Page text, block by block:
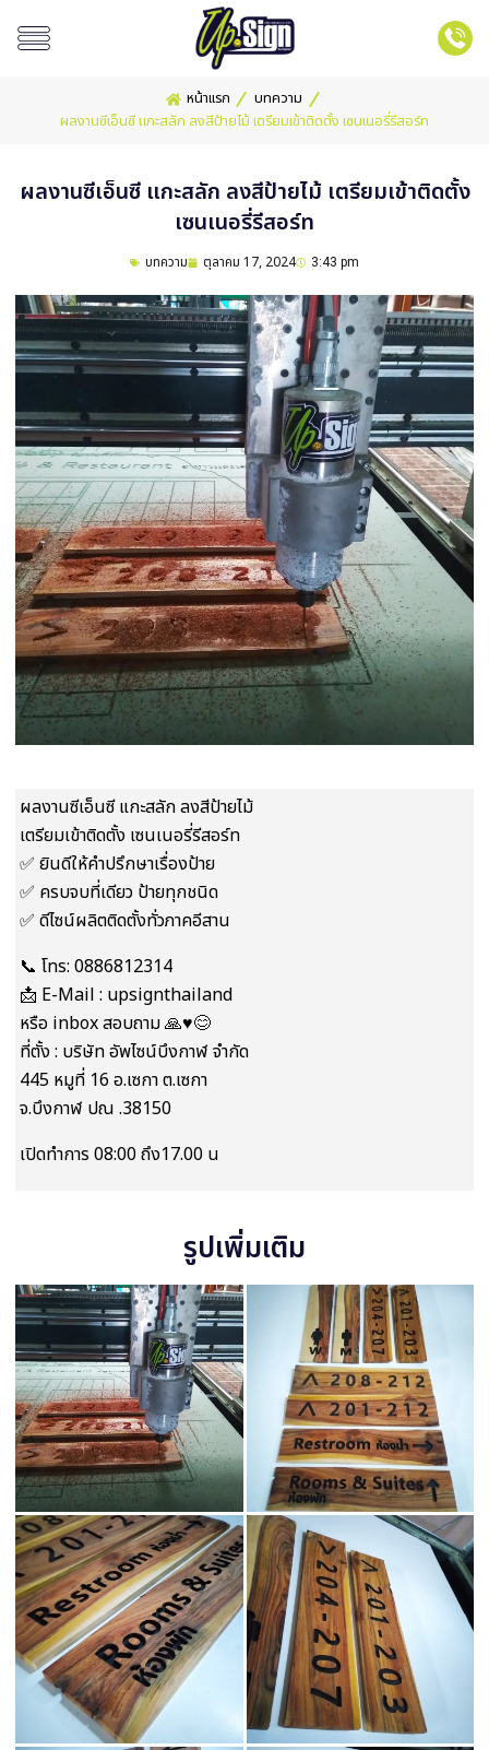
หน้าเเรก
บทความ
ผลงานซีเอ็นซี แกะสลัก ลงสีป้ายไม้ เตรียมเข้าติดตั้ง เซนเนอรี่รีสอร์ท
ผลงานซีเอ็นซี แกะสลัก ลงสีป้ายไม้ เตรียมเข้าติดตั้ง
เซนเนอรี่รีสอร์ท
บทความ ตุลาคม 17, 2024 3:43 pm
ผลงานซีเอ็นซี แกะสลัก ลงสีป้ายไม้
เตรียมเข้าติดตั้ง เซนเนอรี่รีสอร์ท
✅️ ยินดีให้คำปรึกษาเรื่องป้าย
✅ ️ครบจบที่เดียว ป้ายทุกชนิด
✅️ ดีไซน์ผลิตติดตั้งทั่วภาคอีสาน
📞 โทร: 0886812314
📩 E-Mail : upsignthailand
หรือ inbox สอบถาม 🙏♥️😊
ที่ตั้ง : บริษัท อัพไซน์บึงกาฬ จำกัด
445 หมูที่ 16 อ.เซกา ต.เซกา
จ.บึงกาฬ ปณ .38150
เปิดทำการ 08:00 ถึง17.00 น
รูปเพิ่มเติม